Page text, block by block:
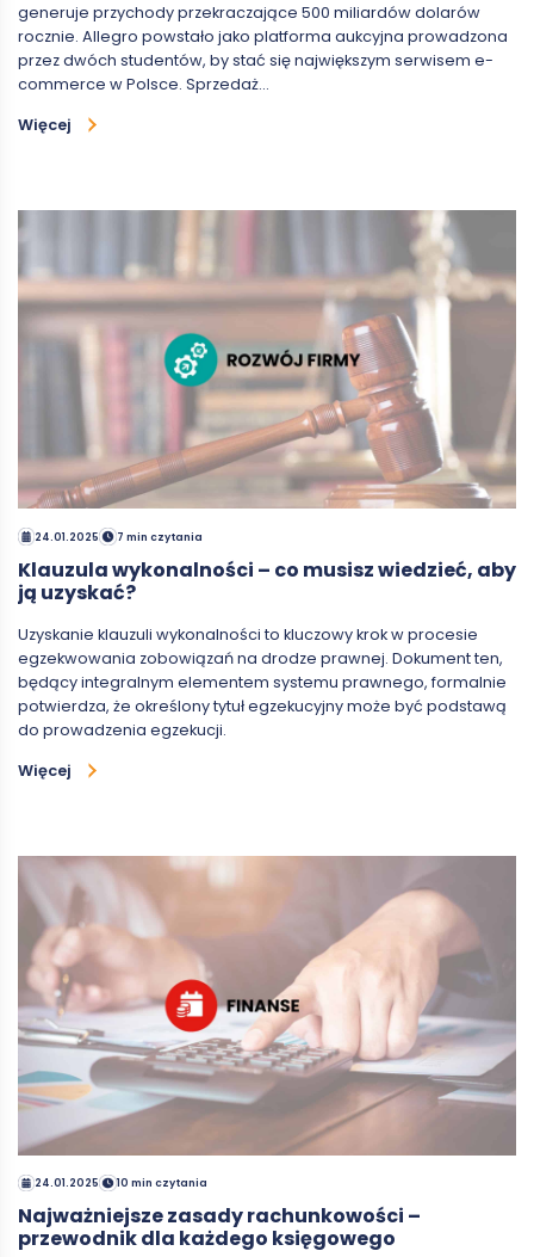
generuje przychody przekraczające 500 miliardów dolarów
rocznie. Allegro powstało jako platforma aukcyjna prowadzona
przez dwóch studentów, by stać się największym serwisem e-
commerce w Polsce. Sprzedaż…
Więcej
24.01.2025 7 min czytania
Klauzula wykonalności – co musisz wiedzieć, aby
ją uzyskać?
Uzyskanie klauzuli wykonalności to kluczowy krok w procesie
egzekwowania zobowiązań na drodze prawnej. Dokument ten,
będący integralnym elementem systemu prawnego, formalnie
potwierdza, że określony tytuł egzekucyjny może być podstawą
do prowadzenia egzekucji.
Więcej
24.01.2025 10 min czytania
Najważniejsze zasady rachunkowości –
przewodnik dla każdego księgowego